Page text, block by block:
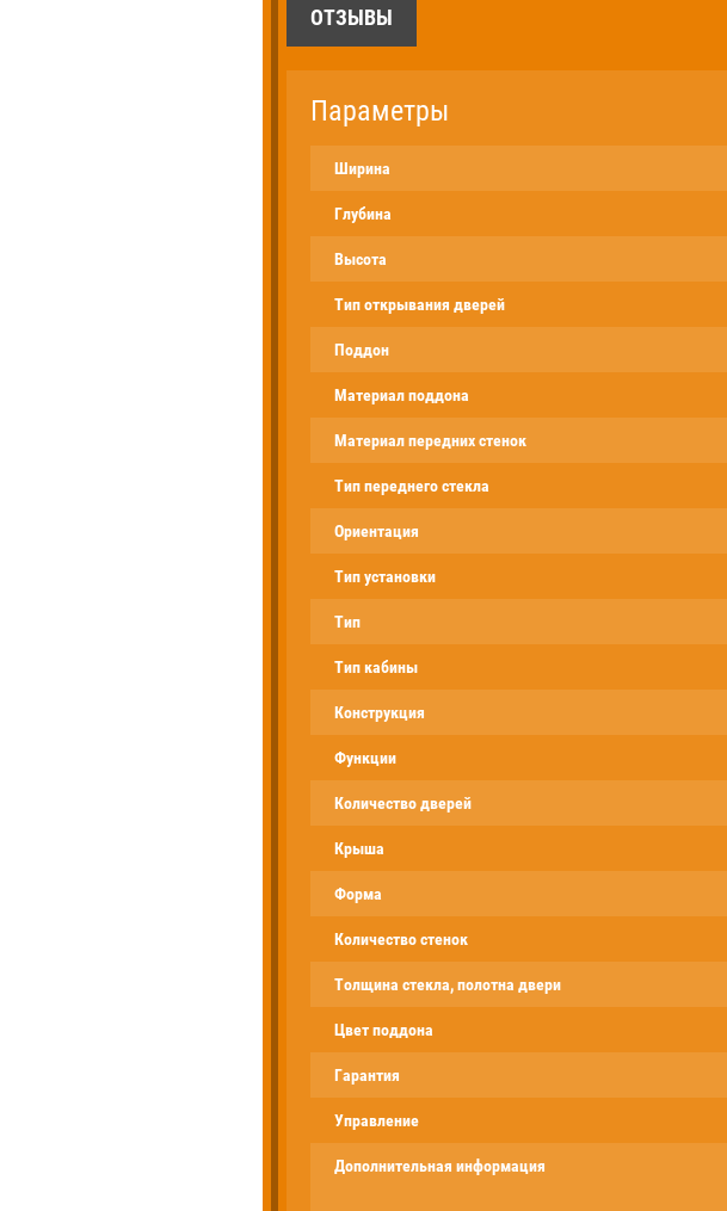
ОТЗЫВЫ
Параметры
Ширина
Глубина
Высота
Тип открывания дверей
Поддон
Материал поддона
Материал передних стенок
Тип переднего стекла
Ориентация
Тип установки
Тип
Тип кабины
Конструкция
Функции
Количество дверей
Крыша
Форма
Количество стенок
Толщина стекла, полотна двери
Цвет поддона
Гарантия
Управление
Дополнительная информация